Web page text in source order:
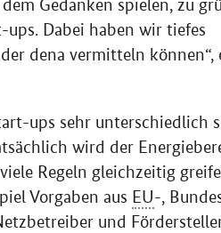
Gedanken spielen, zu
Dabei haben wir tiefes
dena vermitteln können“,
ups sehr unterschiedlich
wird der
Regeln gleichzeitig
Vorgaben aus EU-,
und